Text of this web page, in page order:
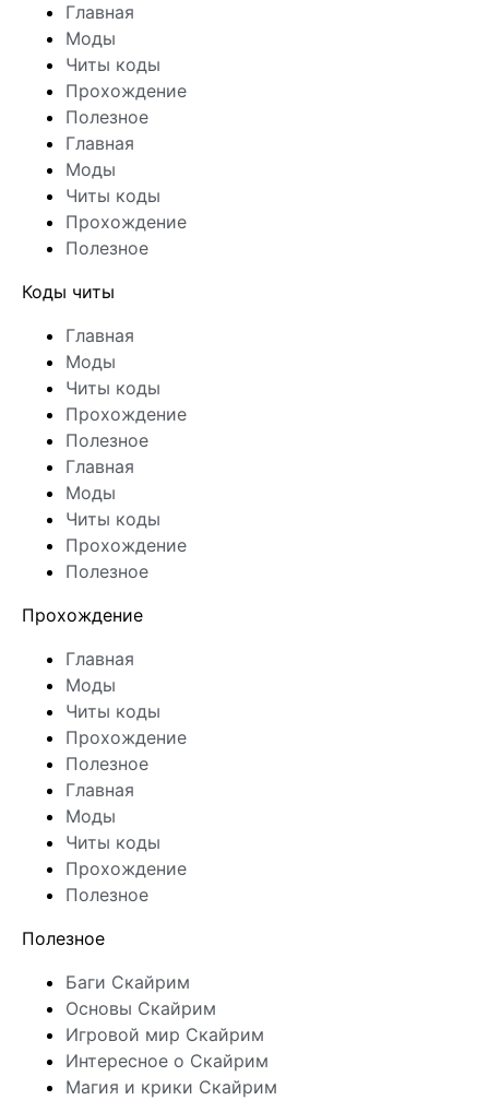
Главная
Моды
Читы коды
Прохождение
Полезное
Главная
Моды
Читы коды
Прохождение
Полезное
Коды читы
Главная
Моды
Читы коды
Прохождение
Полезное
Главная
Моды
Читы коды
Прохождение
Полезное
Прохождение
Главная
Моды
Читы коды
Прохождение
Полезное
Главная
Моды
Читы коды
Прохождение
Полезное
Полезное
Баги Скайрим
Основы Скайрим
Игровой мир Скайрим
Интересное о Скайрим
Магия и крики Скайрим